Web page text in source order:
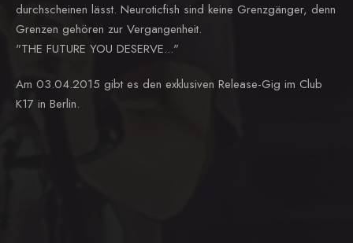
durchscheinen lässt. Neuroticfish sind keine Grenzgänger, denn
Grenzen gehören zur Vergangenheit.
"THE FUTURE YOU DESERVE..."
Am 03.04.2015 gibt es den exklusiven Release-Gig im Club
K17 in Berlin.